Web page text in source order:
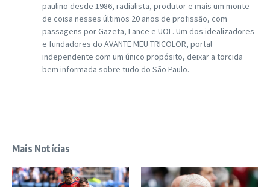
paulino desde 1986, radialista, produtor e mais um monte
de coisa nesses últimos 20 anos de profissão, com
passagens por Gazeta, Lance e UOL. Um dos idealizadores
e fundadores do AVANTE MEU TRICOLOR, portal
independente com um único propósito, deixar a torcida
bem informada sobre tudo do São Paulo.
Mais Notícias